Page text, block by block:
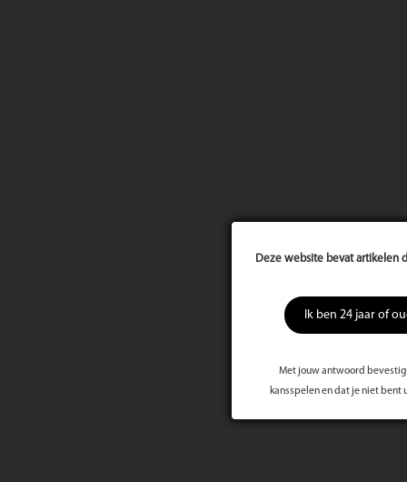
Deze website bevat artikelen
Ik ben 24 jaar of
Met jouw antwoord bevestig
kansspelen en dat je niet bent